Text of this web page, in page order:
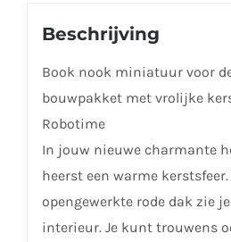
Beschrijving
Book nook miniatuur voor
bouwpakket met vrolijke
Robotime
In jouw nieuwe charmante
heerst een warme
opengewerkte rode dak zie
interieur. Je kunt trouwens